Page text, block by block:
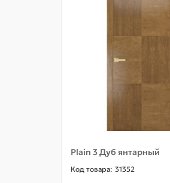
Plain 3 Дуб янтарный
31352